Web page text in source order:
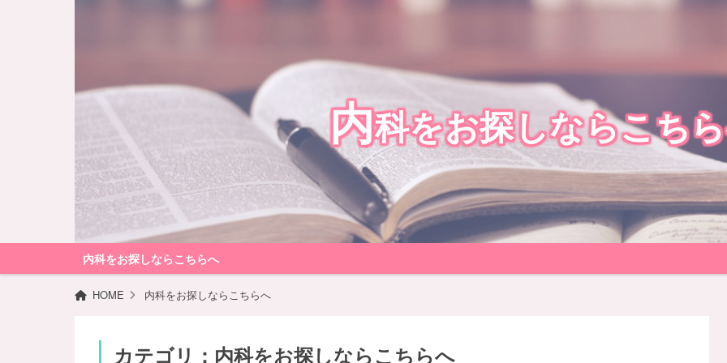
内科をお探しならこち
内科をお探しならこちらへ
HOME 内科をお探しならこちらへ
カテゴリ：内科をお探しならこちらへ